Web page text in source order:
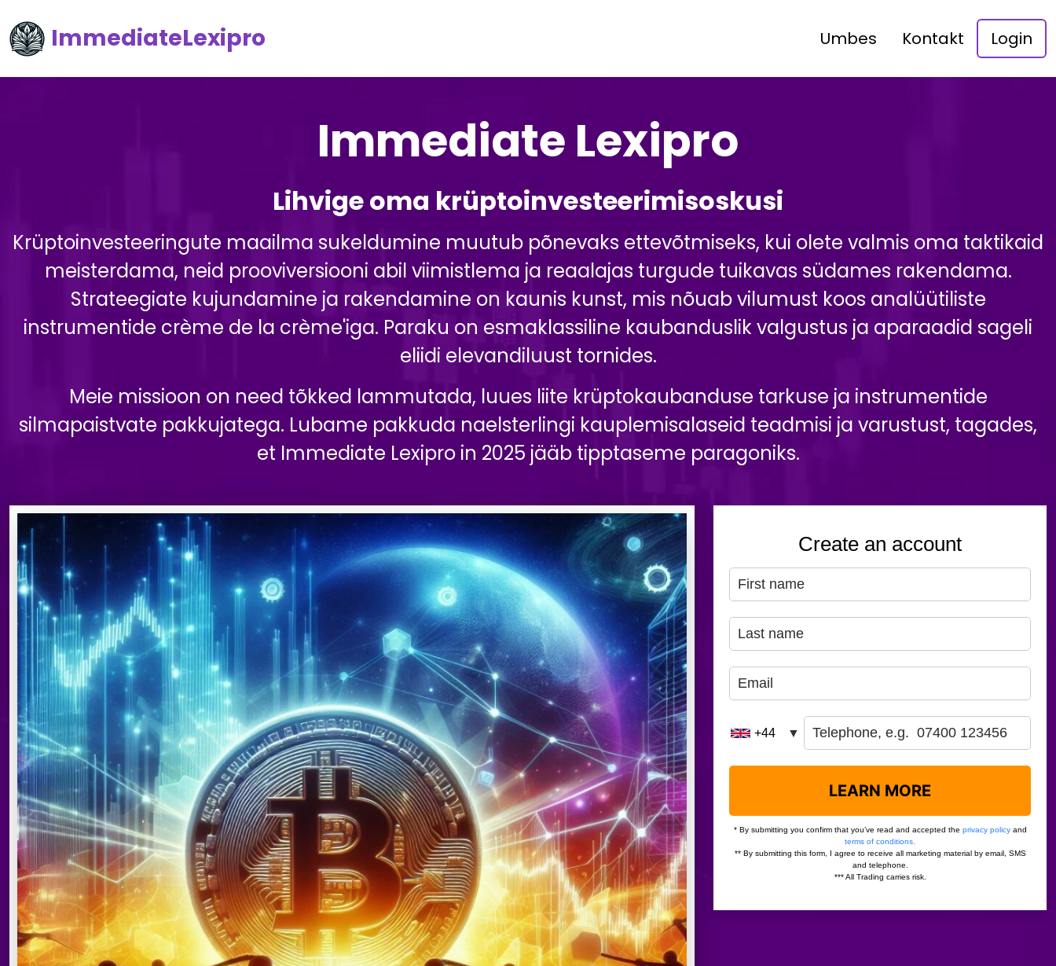
ImmediateLexipro Umbes Kontakt Login
Immediate Lexipro
Lihvige oma krüptoinvesteerimisoskusi
Krüptoinvesteeringute maailma sukeldumine muutub põnevaks ettevõtmiseks, kui olete valmis oma taktikaid
meisterdama, neid prooviversiooni abil viimistlema ja reaalajas turgude tuikavas südames rakendama.
Strateegiate kujundamine ja rakendamine on kaunis kunst, mis nõuab vilumust koos analüütiliste
instrumentide crème de la crème'iga. Paraku on esmaklassiline kaubanduslik valgustus ja aparaadid sageli
eliidi elevandiluust tornides.
Meie missioon on need tõkked lammutada, luues liite krüptokaubanduse tarkuse ja instrumentide
silmapaistvate pakkujatega. Lubame pakkuda naelsterlingi kauplemisalaseid teadmisi ja varustust, tagades,
et Immediate Lexipro in 2025 jääb tipptaseme paragoniks.